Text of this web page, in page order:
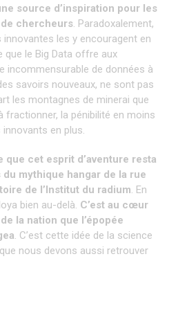
source d’inspiration pour les
chercheurs. Paradoxalement,
les y encouragent en
que le Big Data offre aux
incommensurable de données à
savoirs nouveaux, ne sont pas
les montagnes de minerai que
fractionner, la pénibilité en moins
en plus.
que cet esprit d’aventure resta
mythique hangar de la rue
de l’Institut du radium. En
bien au-delà. C’est au cœur
la nation que l’épopée
. C’est cette idée de la science
nous devons aussi retrouver